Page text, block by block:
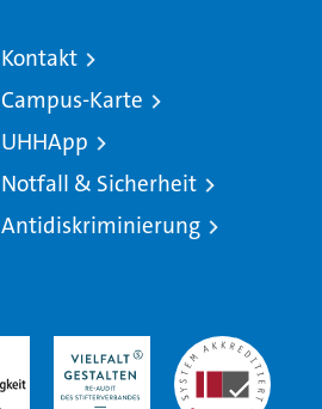
Kontakt
Campus-Karte
UHHApp
Notfall & Sicherheit
Antidiskriminierung